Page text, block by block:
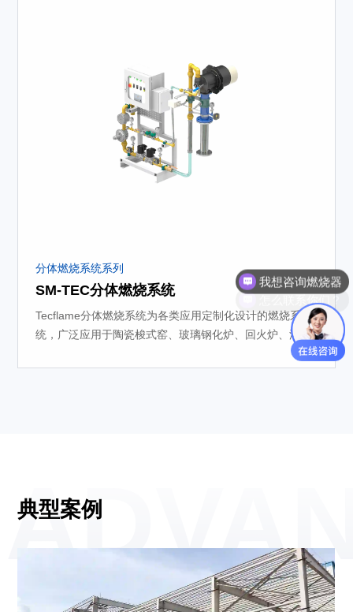
分体燃烧系统系列
SM-TEC分体燃烧系统
Tecflame分体燃烧系统为各类应用定制化设计的燃烧系
统，广泛应用于陶瓷梭式窑、玻璃钢化炉、回火炉、淬火
炉、退火炉、废气焚烧炉、热氧化炉、干燥炉、预热炉
等。
典型案例
怎么联系你们？